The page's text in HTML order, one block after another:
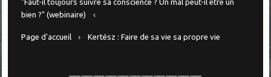
"Faut-il toujours suivre sa conscience ? Un mal peut-il être un
bien ?" (webinaire)
Page d'accueil Kertész : Faire de sa vie sa propre vie